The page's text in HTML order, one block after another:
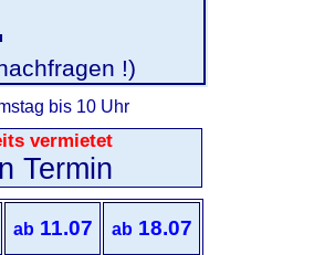
!)
bis 10 Uhr
vermietet
Termin
ab 11.07 ab 18.07